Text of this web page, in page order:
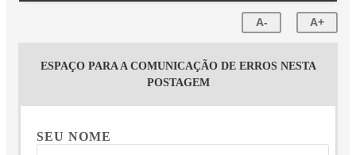
A- A+
ESPAÇO PARA A COMUNICAÇÃO DE ERROS NESTA
POSTAGEM
SEU NOME